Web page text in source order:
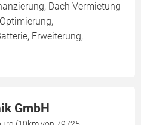
Dach Vermietung
Erweiterung,
GmbH